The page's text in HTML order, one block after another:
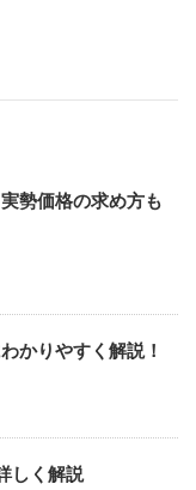
勢価格の求め方も
かりやすく解説！
しく解説